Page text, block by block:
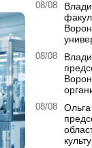
08/08
08/08
08/08